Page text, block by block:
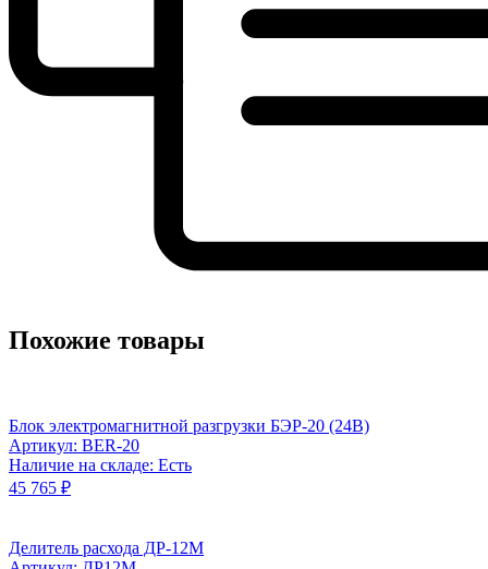
Похожие товары
Блок электромагнитной разгрузки БЭР-20 (24В)
Артикул: BER-20
Наличие на складе: Есть
45 765 ₽
Делитель расхода ДР-12М